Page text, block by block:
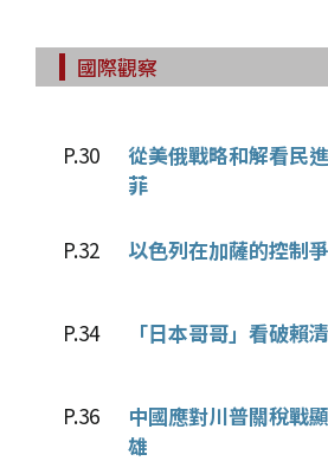
國際觀察
P.30
從美俄戰略和解看民
菲
P.32 以色列在加薩的控制
P.34 「日本哥哥」看破賴
P.36
中國應對川普關稅戰
雄